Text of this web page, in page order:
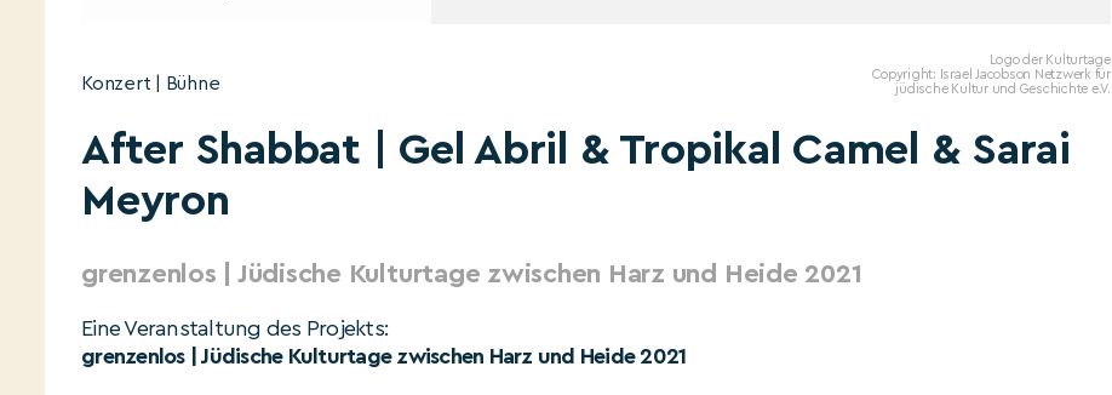
Logo der Kulturtage
Copyright: Israel Jacobson Netzwerk für
jüdische Kultur und Geschichte e.V.
Konzert | Bühne
After Shabbat | Gel Abril & Tropikal Camel & Sarai
Meyron
grenzenlos | Jüdische Kulturtage zwischen Harz und Heide 2021
Eine Veranstaltung des Projekts:
grenzenlos | Jüdische Kulturtage zwischen Harz und Heide 2021